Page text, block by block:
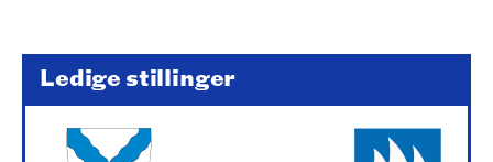
Ledige stillinger